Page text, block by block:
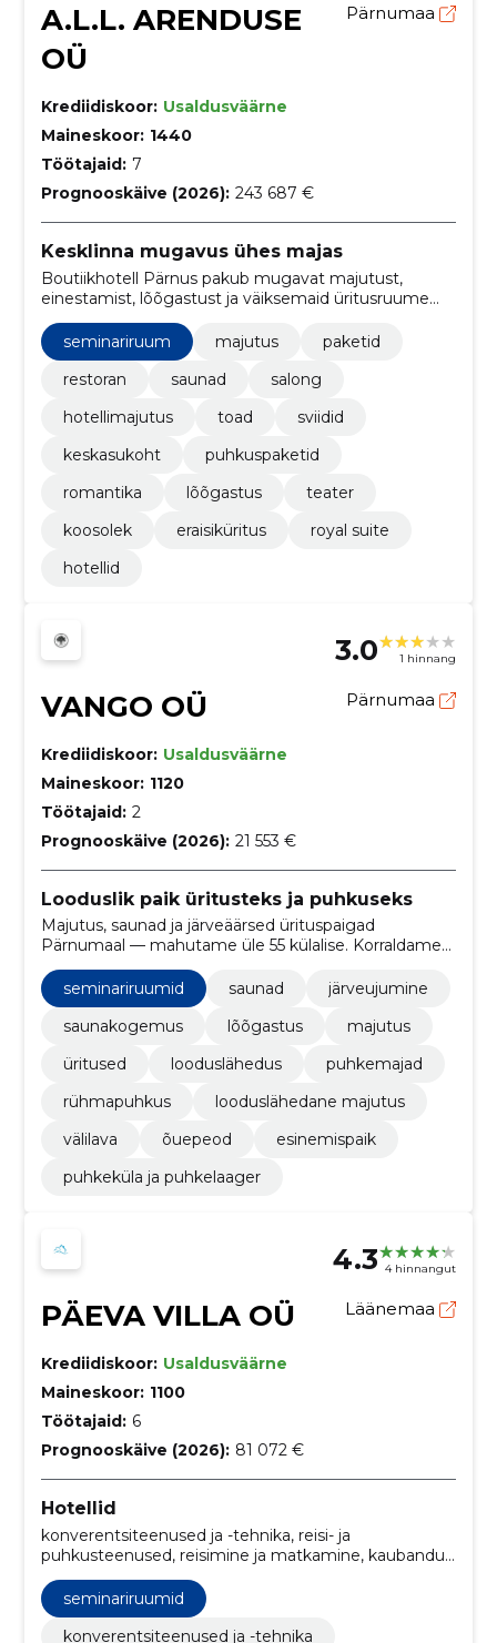
A.L.L. ARENDUSE
OÜ
Pärnumaa
Krediidiskoor: Usaldusväärne
Maineskoor: 1440
Töötajaid: 7
Prognooskäive (2026): 243 687 €
Kesklinna mugavus ühes majas
Boutiikhotell Pärnus pakub mugavat majutust,
einestamist, lõõgastust ja väiksemaid üritusruume
seminariruum
majutus
paketid
restoran
saunad
salong
hotellimajutus
toad
sviidid
keskasukoht
puhkuspaketid
romantika
lõõgastus
teater
koosolek
eraisiküritus
royal suite
hotellid
3.0 1 hinnang
VANGO OÜ Pärnumaa
Krediidiskoor: Usaldusväärne
Maineskoor: 1120
Töötajaid: 2
Prognooskäive (2026): 21 553 €
Looduslik paik üritusteks ja puhkuseks
Majutus, saunad ja järveäärsed ürituspaigad
Pärnumaal — mahutame üle 55 külalise. Korraldame
ekskursioone ja toitlustuse, et teie pulm, seminar või
retreat kulgeks muretult.
seminariruumid saunad
järveujumine
saunakogemus
lõõgastus
majutus
üritused
looduslähedus
puhkemajad
rühmapuhkus
looduslähedane majutus
välilava
õuepeod
esinemispaik
puhkeküla ja puhkelaager
4.3 4 hinnangut
PÄEVA VILLA OÜ Läänemaa
Krediidiskoor: Usaldusväärne
Maineskoor: 1100
Töötajaid: 6
Prognooskäive (2026): 81 072 €
Hotellid
konverentsiteenused ja -tehnika, reisi- ja
puhkusteenused, reisimine ja matkamine, kaubandus,
grupi toitlustamine, Hotellid, Kaminaruum saunaga,
Konverentsiruumid, Peielauad, Pulmalauad
seminariruumid
konverentsiteenused ja -tehnika